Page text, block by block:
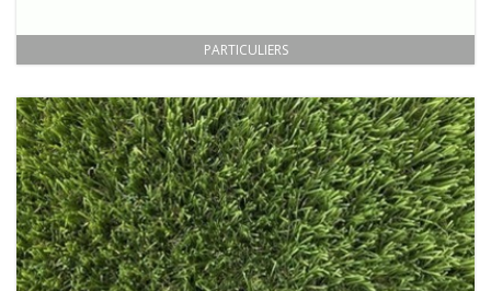
PARTICULIERS